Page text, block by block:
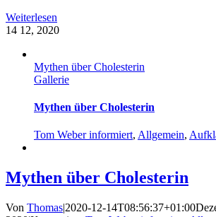
Weiterlesen
14 12, 2020
Mythen über Cholesterin
Gallerie
Mythen über Cholesterin
Tom Weber informiert, Allgemein,
Mythen über Cholesterin
Von Thomas|2020-12-14T08:56:37+01:00